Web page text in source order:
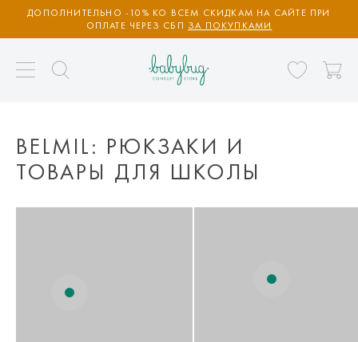
ДОПОЛНИТЕЛЬНО -10% КО ВСЕМ СКИДКАМ НА САЙТЕ ПРИ
ОПЛАТЕ ЧЕРЕЗ СБП ЗА ПОКУПКАМИ
BELMIL: РЮКЗАКИ И
ТОВАРЫ ДЛЯ ШКОЛЫ